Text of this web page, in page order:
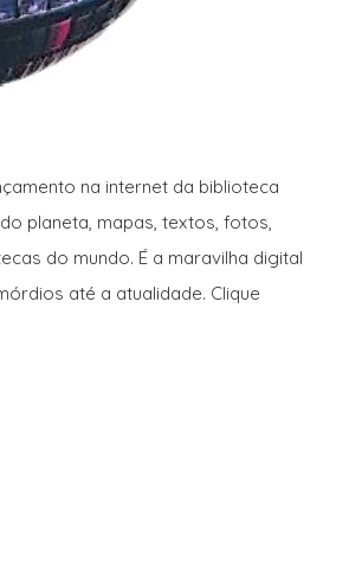
na internet da biblioteca
planeta, mapas, textos, fotos,
do mundo. É a maravilha digital
até a atualidade. Clique